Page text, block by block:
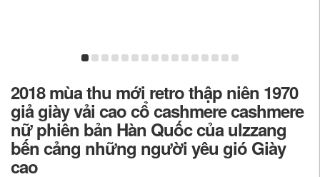
2018 mùa thu mới retro thập niên 1970
giả giày vải cao cổ cashmere cashmere
nữ phiên bản Hàn Quốc của ulzzang
bến cảng những người yêu gió Giày
cao